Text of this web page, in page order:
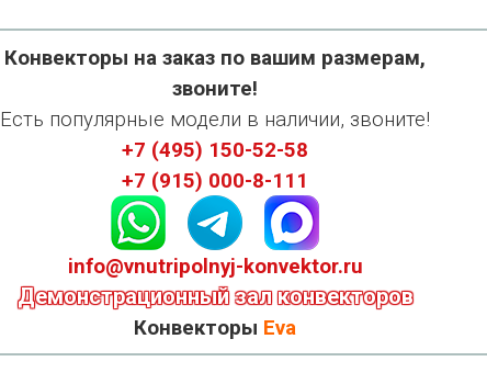
Конвекторы на заказ по вашим размерам,
звоните!
Есть популярные модели в наличии, звоните!
+7 (495) 150-52-58
+7 (915) 000-8-111
info@vnutripolnyj-konvektor.ru
Демонстрационный зал конвекторов
Конвекторы Eva